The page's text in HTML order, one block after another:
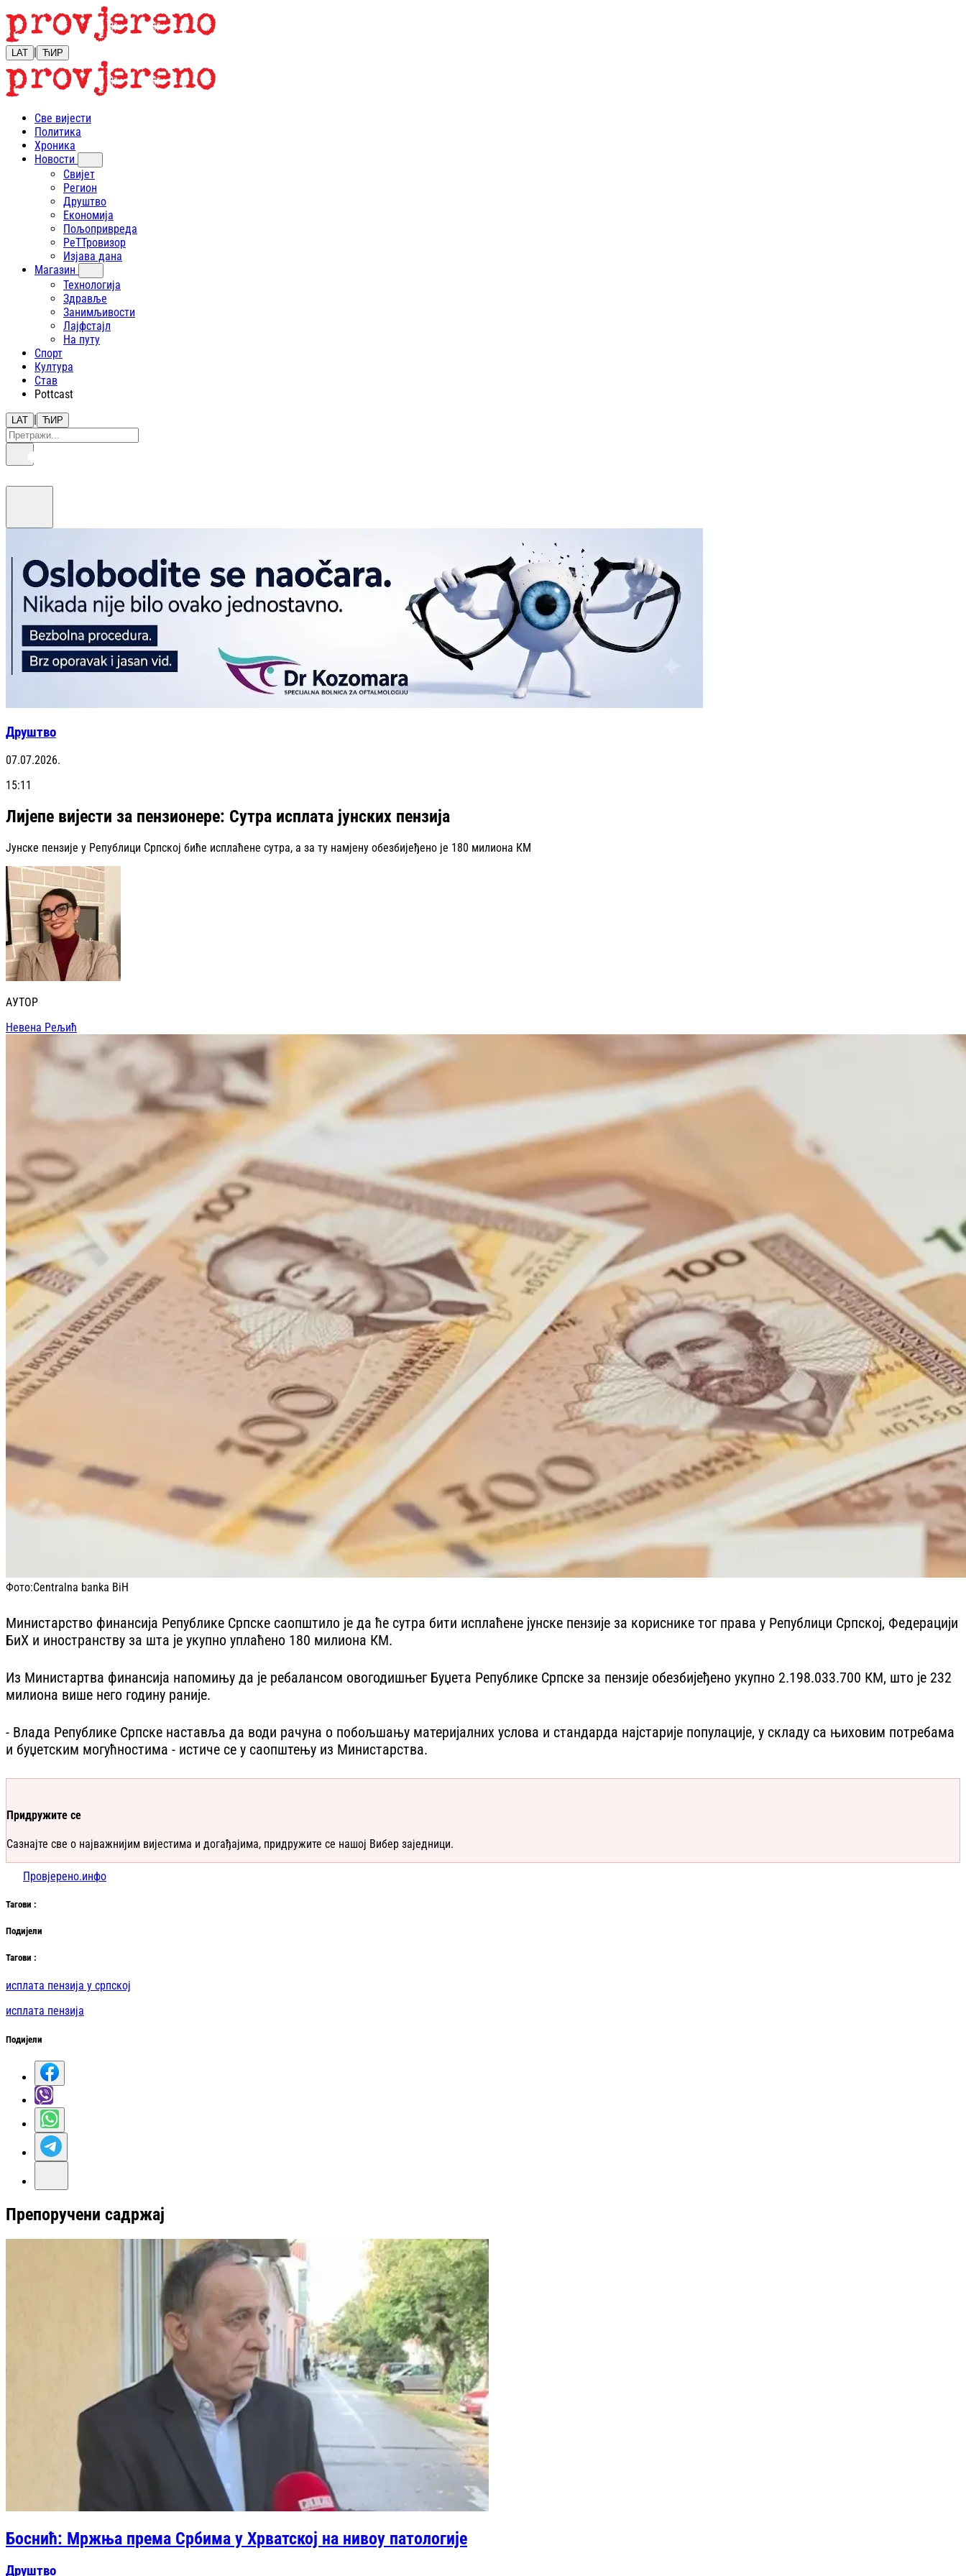
LAT | ЋИР
Све вијести
Политика
Хроника
Новости
Свијет
Регион
Друштво
Економија
Пољопривреда
РеТТровизор
Изјава дана
Магазин
Технологија
Здравље
Занимљивости
Лајфстajл
На путу
Спорт
Култура
Став
Pottcast
LAT | ЋИР
Друштво
07.07.2026.
15:11
Лијепе вијести за пензионере: Сутра исплата јунских пензија
Јунске пензије у Републици Српској биће исплаћене сутра, а за ту намјену обезбијеђено је 180 милиона КМ
АУТОР
Невена Рељић
Фото:Centralna banka BiH
Министарство финансија Републике Српске саопштило је да ће сутра бити исплаћене јунске пензије за кориснике тог права у Републици Српској, Федерацији
БиХ и иностранству за шта је укупно уплаћено 180 милиона КМ.
Из Министартва финансија напомињу да је ребалансом овогодишњег Буџета Републике Српске за пензије обезбијеђено укупно 2.198.033.700 КМ, што је 232
милиона више него годину раније.
- Влада Републике Српске наставља да води рачуна о побољшању материјалних услова и стандарда најстарије популације, у складу са њиховим потребама
и буџетским могућностима - истиче се у саопштењу из Министарства.
Придружите се
Сазнајте све о најважнијим вијестима и догађајима, придружите се нашој Вибер заједници.
Провјерено.инфо
Тагови :
Подијели
Тагови :
исплата пензија у српској
исплата пензија
Подијели
Препоручени садржај
Боснић: Мржња према Србима у Хрватској на нивоу патологије
Друштво